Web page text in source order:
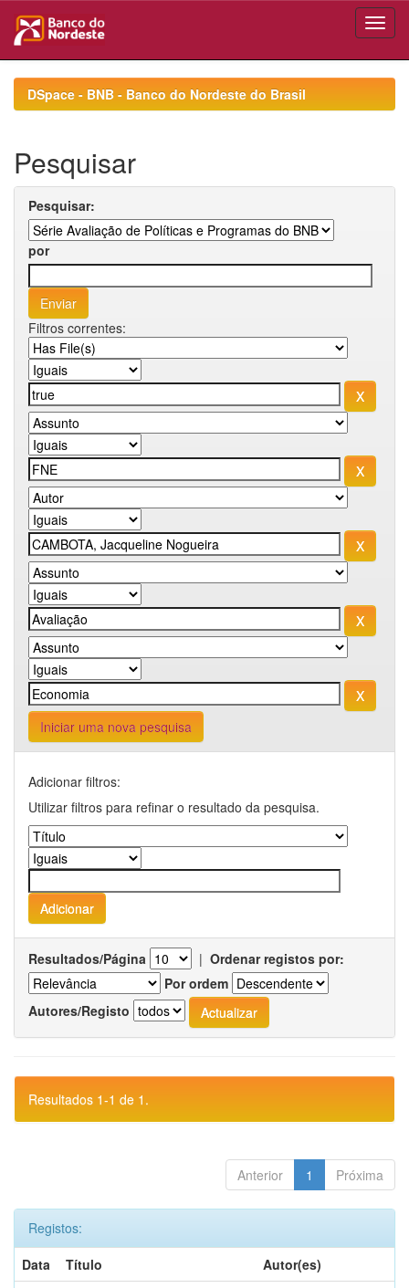
navigationDSpace - BNB - Banco do Nordeste do Brasil
Pesquisar
Pesquisar:
por
Filtros correntes:
Iniciar uma nova pesquisa
Adicionar filtros:
Utilizar filtros para refinar o resultado da pesquisa.
Resultados/Página | Ordenar registos por:
Por ordem
Autores/Registo
Resultados 1-1 de 1.
Anterior 1 Próxima
Registos:
Data
Título
Autor(es)